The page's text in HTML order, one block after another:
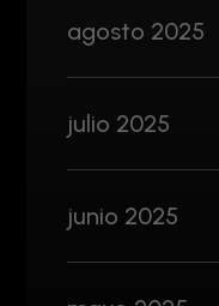
agosto 2025
julio 2025
junio 2025